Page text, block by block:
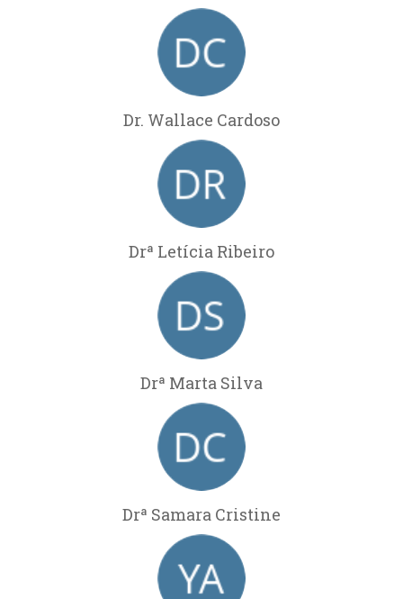
Dr. Wallace Cardoso
Drª Letícia Ribeiro
Drª Marta Silva
Drª Samara Cristine